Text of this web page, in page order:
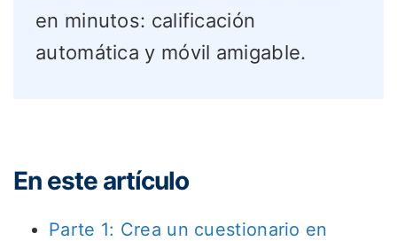
en minutos: calificación
automática y móvil amigable.
En este artículo
Parte 1: Crea un cuestionario en